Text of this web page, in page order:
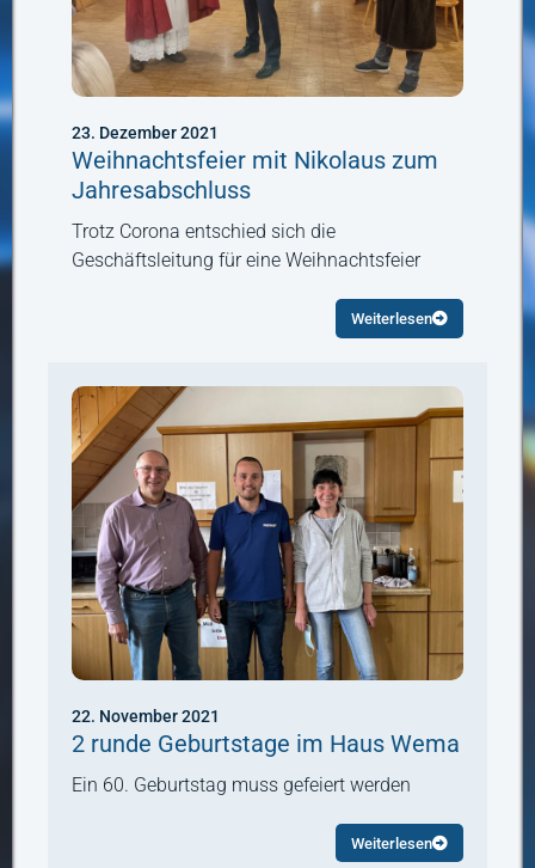
23. Dezember 2021
Weihnachtsfeier mit Nikolaus zum
Jahresabschluss
Trotz Corona entschied sich die
Geschäftsleitung für eine Weihnachtsfeier
Weiterlesen
22. November 2021
2 runde Geburtstage im Haus Wema
Ein 60. Geburtstag muss gefeiert werden
Weiterlesen